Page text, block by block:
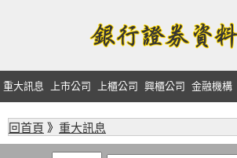
重大訊息 上市公司 上櫃公司 興櫃公司 金融機構
回首頁 》 重大訊息